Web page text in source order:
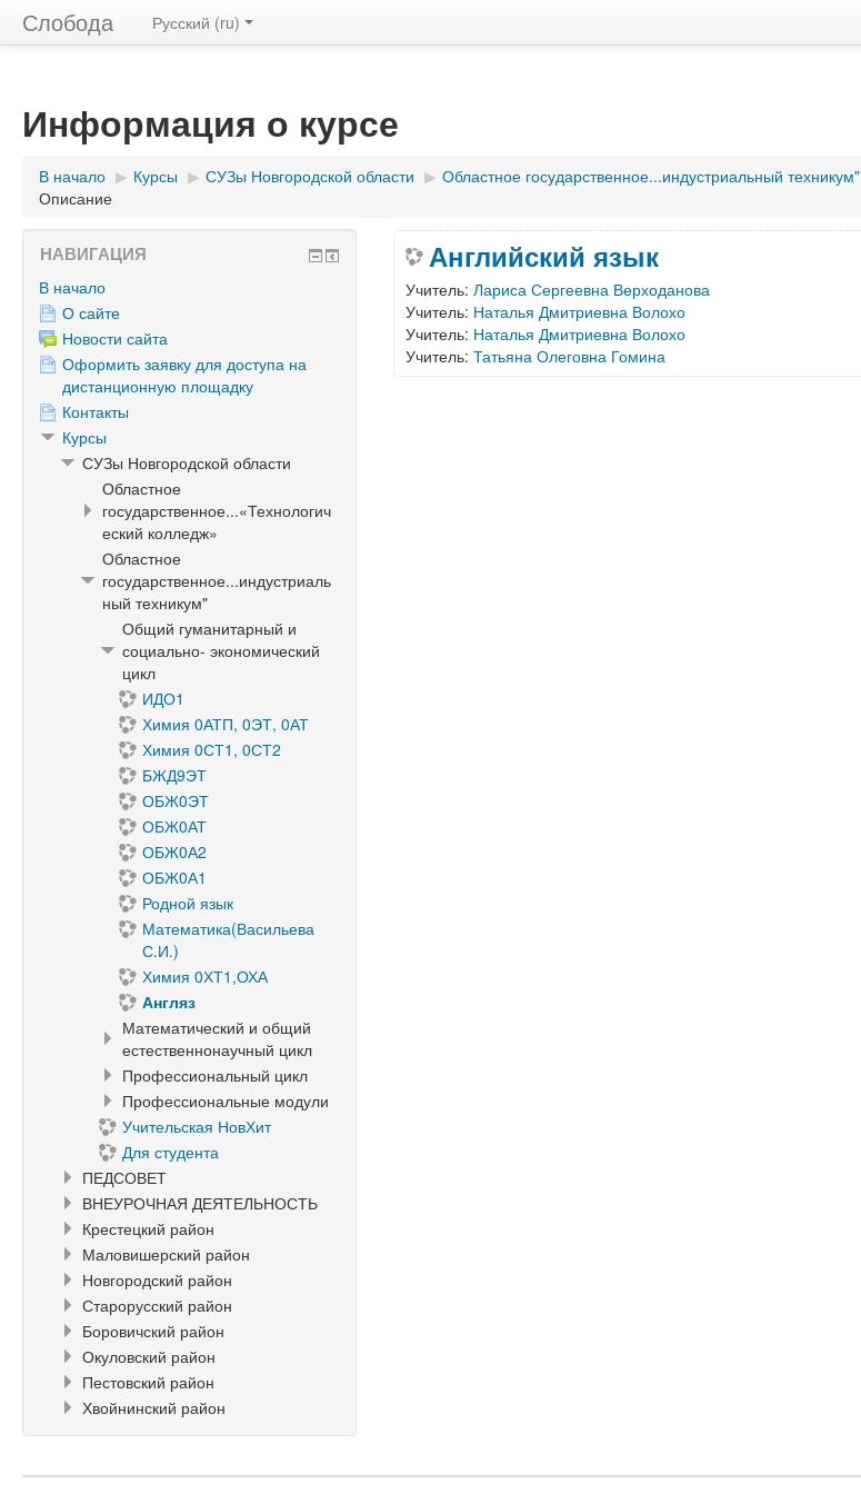
Слобода Русский ‎(ru)‎
Информация о курсе
В начало ▶︎ Курсы ▶︎ СУЗы Новгородской области ▶︎ Областное государственное...индустриальный техникум"
Описание
Английский язык
Учитель:Лариса Сергеевна Верходанова
Учитель: Наталья Дмитриевна Волохо
Учитель: Наталья Дмитриевна Волохо
Учитель:Татьяна Олеговна Гомина
НАВИГАЦИЯ
В начало
О сайте
Новости сайта
Оформить заявку для доступа на
дистанционную площадку
Контакты
Курсы
СУЗы Новгородской области
Областное
государственное...«Технологич
еский колледж»
Областное
государственное...индустриаль
ный техникум"
Общий гуманитарный и
социально- экономический
цикл
ИДО1
Химия 0АТП, 0ЭТ, 0АТ
Химия 0СТ1, 0СТ2
БЖД9ЭТ
ОБЖ0ЭТ
ОБЖ0АТ
ОБЖ0А2
ОБЖ0А1
Родной язык
Математика(Васильева
С.И.)
Химия 0ХТ1,ОХА
Англяз
Математический и общий
естественнонаучный цикл
Профессиональный цикл
Профессиональные модули
Учительская НовХит
Для студента
ПЕДСОВЕТ
ВНЕУРОЧНАЯ ДЕЯТЕЛЬНОСТЬ
Крестецкий район
Маловишерский район
Новгородский район
Старорусский район
Боровичский район
Окуловский район
Пестовский район
Хвойнинский район